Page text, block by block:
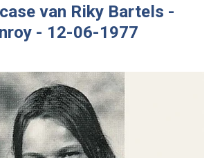
van Riky Bartels -
- 12-06-1977